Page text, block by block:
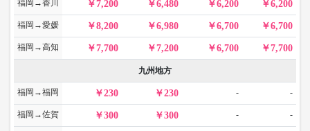
福岡→香川 7,200 6,480 6,200 6,200
福岡→愛媛 8,200 6,980 6,700 6,700
福岡→高知 7,700 7,200 6,700 7,700
九州地方
福岡→福岡 230 230 - -
福岡→佐賀 300 300 - -